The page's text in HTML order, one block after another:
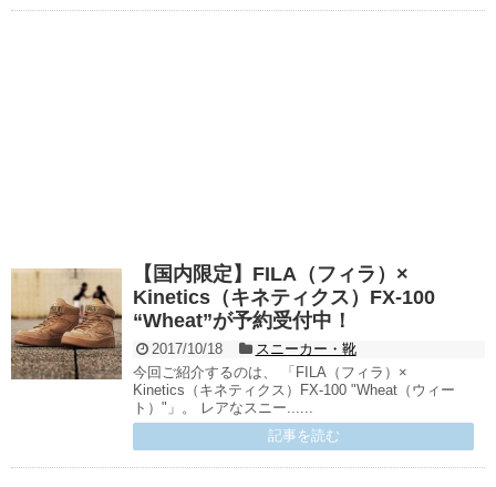
【国内限定】FILA（フィラ）×
Kinetics（キネティクス）FX-100
“Wheat”が予約受付中！
2017/10/18
スニーカー・靴
今回ご紹介するのは、 「FILA（フィラ）×
Kinetics（キネティクス）FX-100 "Wheat（ウィー
ト）"」。 レアなスニー......
記事を読む